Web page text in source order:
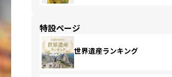
特設ページ
世界遺産ランキング